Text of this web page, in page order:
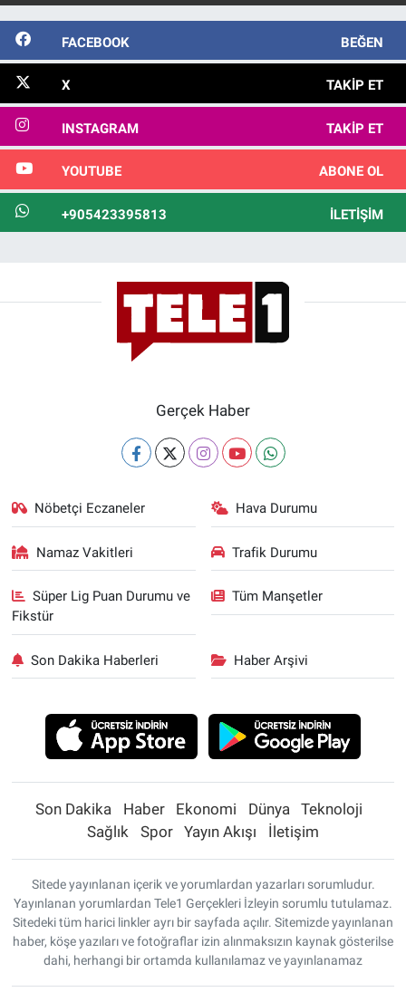
FACEBOOK BEĞEN
X TAKIP ET
INSTAGRAM TAKIP ET
YOUTUBE ABONE OL
+905423395813 İLETIŞIM
Gerçek Haber
Nöbetçi Eczaneler Hava Durumu
Namaz Vakitleri Trafik Durumu
Süper Lig Puan Durumu ve
Fikstür
Tüm Manşetler
Son Dakika Haberleri Haber Arşivi
Son Dakika Haber Ekonomi Dünya
Teknoloji
Sağlık
Spor Yayın Akışı İletişim
Sitede yayınlanan içerik ve yorumlardan yazarları sorumludur.
Yayınlanan yorumlardan Tele1 Gerçekleri İzleyin sorumlu tutulamaz.
Sitedeki tüm harici linkler ayrı bir sayfada açılır. Sitemizde yayınlanan
haber, köşe yazıları ve fotoğraflar izin alınmaksızın kaynak gösterilse
dahi, herhangi bir ortamda kullanılamaz ve yayınlanamaz